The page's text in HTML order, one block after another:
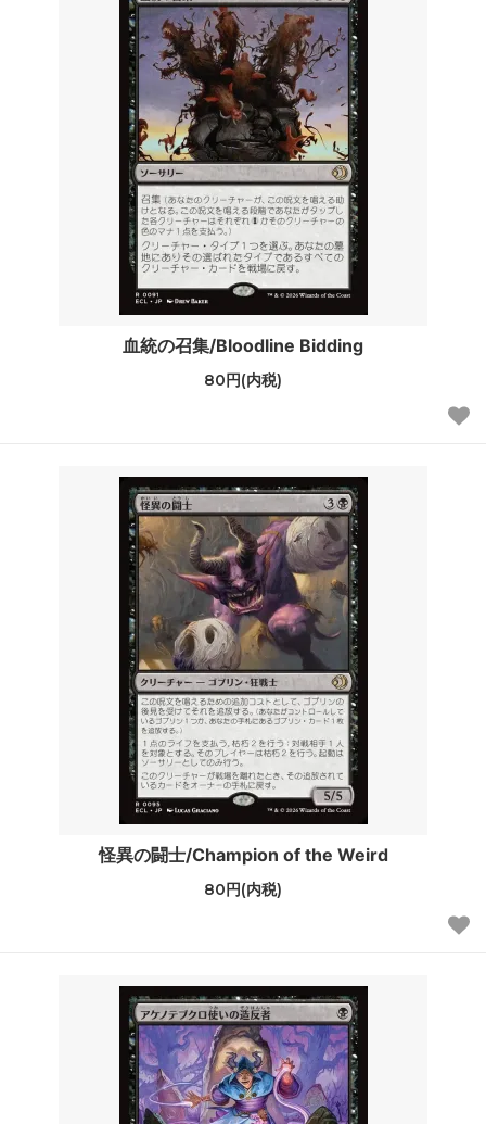
血統の召集/Bloodline Bidding
80円(内税)
怪異の闘士/Champion of the Weird
80円(内税)